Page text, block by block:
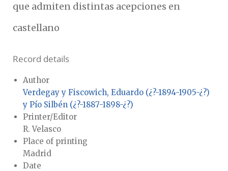
que admiten distintas acepciones en
castellano
Record details
Author
Verdegay y Fiscowich, Eduardo (¿?-1894-1905-¿?)
y Pío Silbén (¿?-1887-1898-¿?)
Printer/Editor
R. Velasco
Place of printing
Madrid
Date